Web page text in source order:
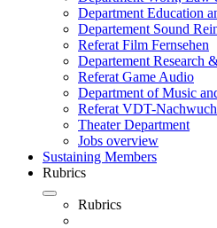
Department Education
Departement Sound
Referat Film Fernsehen
Departement Research
Referat Game Audio
Department of Music
Referat VDT-
Theater Department
Jobs overview
Sustaining Members
Rubrics
Rubrics